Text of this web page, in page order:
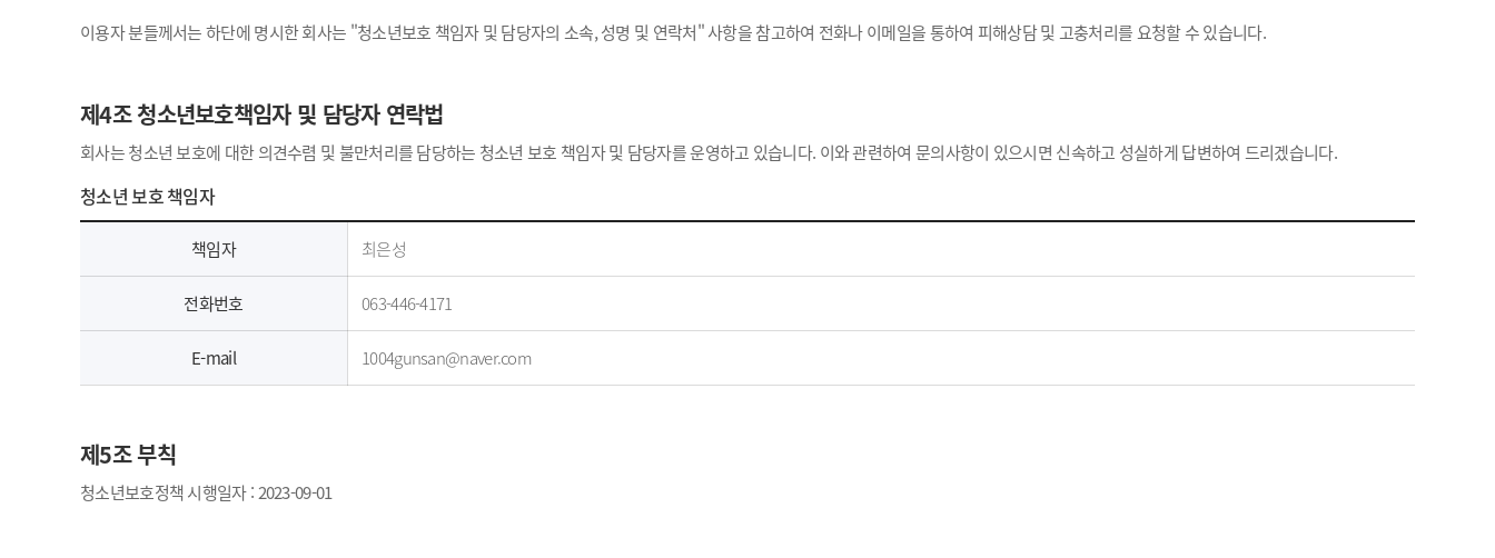
이용자 분들께서는 하단에 명시한 회사는 "청소년보호 책임자 및 담당자의 소속, 성명 및 연락처" 사항을 참고하여 전화나 이메일을 통하여 피해상담 및 고충처리를 요청할 수 있습니다.
제4조 청소년보호책임자 및 담당자 연락법
회사는 청소년 보호에 대한 의견수렴 및 불만처리를 담당하는 청소년 보호 책임자 및 담당자를 운영하고 있습니다. 이와 관련하여 문의사항이 있으시면 신속하고 성실하게 답변하여 드리겠습니다.
청소년 보호 책임자
책임자 최은성
전화번호 063-446-4171
E-mail 1004gunsan@naver.com
제5조 부칙
청소년보호정책 시행일자 : 2023-09-01